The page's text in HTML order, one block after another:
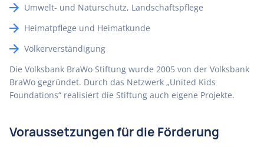
Umwelt- und Naturschutz, Landschaftspflege
Heimatpflege und Heimatkunde
Völkerverständigung
Die Volksbank BraWo Stiftung wurde 2005 von der Volksbank
BraWo gegründet. Durch das Netzwerk „United Kids
Foundations“ realisiert die Stiftung auch eigene Projekte.
Voraussetzungen für die Förderung